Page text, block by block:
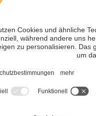
an der sehenswerten St.
die Tour meist im Schatten,
recht anstrengend!
wir uns an der tollen
Tiroler
über die Markierung Nr.9
fahren wir nun